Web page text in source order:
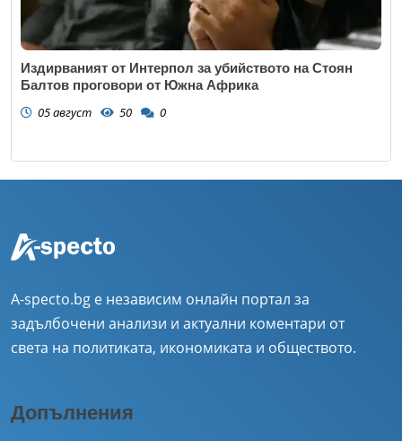
Издирваният от Интерпол за убийството на Стоян
Балтов проговори от Южна Африка
05 август 50 0
A-specto.bg е независим онлайн портал за
задълбочени анализи и актуални коментари от
света на политиката, икономиката и обществото.
Допълнения